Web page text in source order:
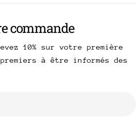
commande
10% sur votre première
premiers à être informés des